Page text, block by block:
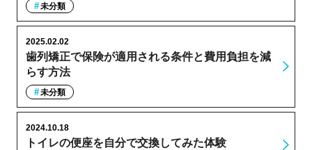
未分類
歯列矯正で保険が適用される条件と費用負担を減
らす方法
2025.02.02
未分類
トイレの便座を自分で交換してみた体験
2024.10.18